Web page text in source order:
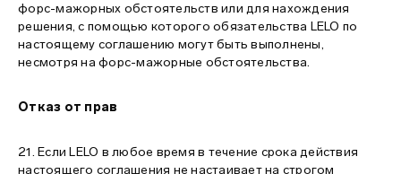
форс-мажорных обстоятельств или для нахождения
решения, с помощью которого обязательства LELO по
настоящему соглашению могут быть выполнены,
несмотря на форс-мажорные обстоятельства.
Отказ от прав
21. Если LELO в любое время в течение срока действия
настоящего соглашения не настаивает на строгом